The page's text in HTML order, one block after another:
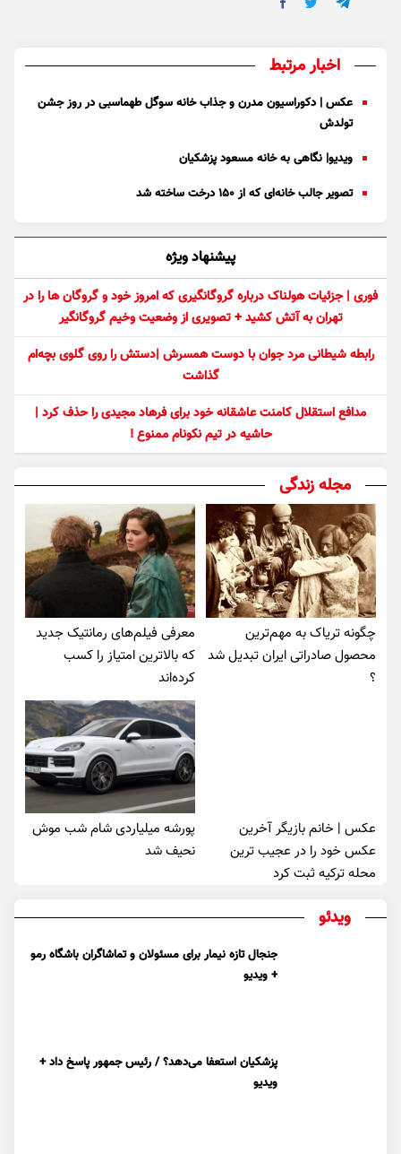
اخبار مرتبط
عکس | دکوراسیون مدرن و جذاب خانه سوگل طهماسبی در روز جشن
تولدش
ویدیو| نگاهی به خانه مسعود پزشکیان
تصویر جالب خانه‌ای که از ۱۵۰ درخت ساخته شد
پیشنهاد ویژه
فوری | جزئیات هولناک درباره گروگانگیری که امروز خود و گروگان ها را در
تهران به آتش کشید + تصویری از وضعیت وخیم گروگانگیر
رابطه شیطانی مرد جوان با دوست همسرش |دستش را روی گلوی بچه‌ام
گذاشت
مدافع استقلال کامنت عاشقانه خود برای فرهاد مجیدی را حذف کرد |
حاشیه در تیم نکونام ممنوع !
مجله زندگی
چگونه تریاک به مهم‌ترین
محصول صادراتی ایران تبدیل شد
؟
معرفی فیلم‌های رمانتیک جدید
که بالاترین امتیاز را کسب
کرده‌اند
عکس | خانم بازیگر آخرین
عکس خود را در عجیب ترین
محله ترکیه ثبت کرد
پورشه میلیاردی شام شب موش‌
نحیف شد
ویدئو
جنجال تازه نیمار برای مسئولان و تماشاگران باشگاه رمو
+ ویدیو
پزشکیان استعفا می‌دهد؟ / رئیس جمهور پاسخ داد +
ویدیو